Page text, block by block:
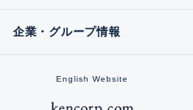
企業・グループ情報
English Website